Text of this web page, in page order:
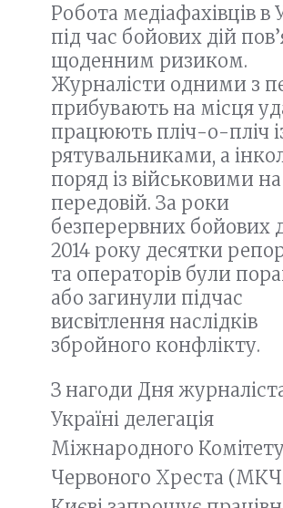
Робота медіафахівців в
під час бойових дій
щоденним ризиком.
Журналісти одними з
прибувають на місця
працюють пліч-о-пліч
рятувальниками, а
поряд із військовими на
передовій. За роки
безперервних бойових
2014 року десятки
та операторів були
або загинули підчас
висвітлення наслідків
збройного конфлікту.
З нагоди Дня
Україні делегація
Міжнародного
Червоного Хреста